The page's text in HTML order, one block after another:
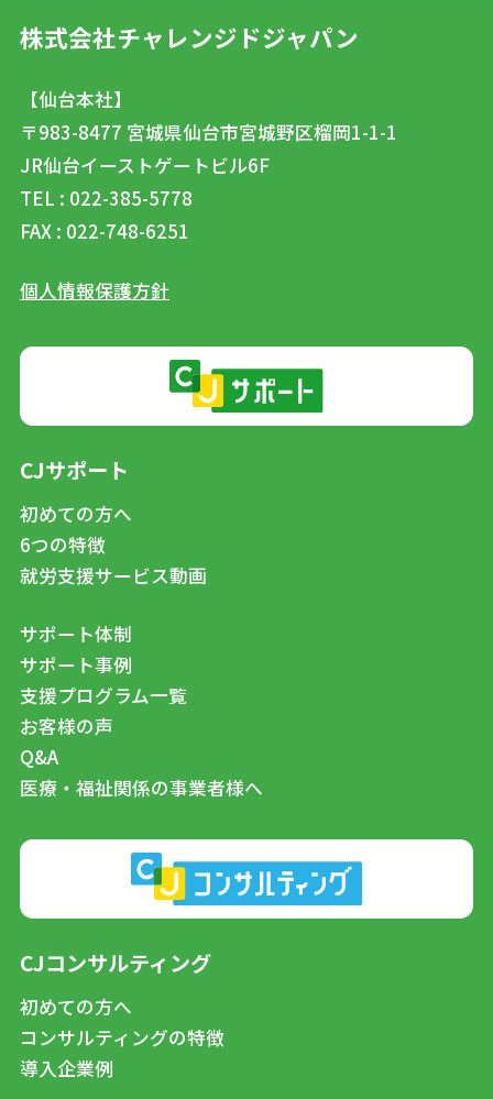
株式会社チャレンジドジャパン
【仙台本社】
〒983-8477 宮城県仙台市宮城野区榴岡1-1-1
JR仙台イーストゲートビル6F
TEL : 022-385-5778
FAX : 022-748-6251
個人情報保護方針
CJサポート
初めての方へ
6つの特徴
就労支援サービス動画
サポート体制
サポート事例
支援プログラム一覧
お客様の声
Q&A
医療・福祉関係の事業者様へ
CJコンサルティング
初めての方へ
コンサルティングの特徴
導入企業例